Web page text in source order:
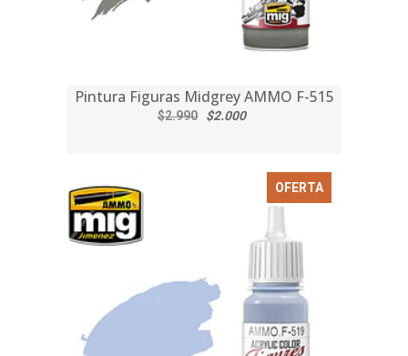
Pintura Figuras Midgrey AMMO F-515
$2.990 $2.000
OFERTA